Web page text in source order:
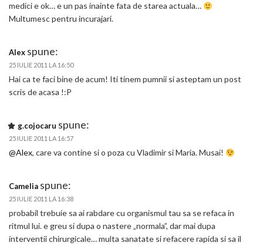
medici e ok… e un pas inainte fata de starea actuala…
Multumesc pentru incurajari.
Alex spune:
25 IULIE 2011 LA 16:50
Hai ca te faci bine de acum! Iti tinem pumnii si asteptam un post
scris de acasa !:P
g.cojocaru spune:
25 IULIE 2011 LA 16:57
@Alex, care va contine si o poza cu Vladimir si Maria. Musai!
Camelia spune:
25 IULIE 2011 LA 16:38
probabil trebuie sa ai rabdare cu organismul tau sa se refaca in
ritmul lui. e greu si dupa o nastere „normala”, dar mai dupa
interventii chirurgicale… multa sanatate si refacere rapida si sa il